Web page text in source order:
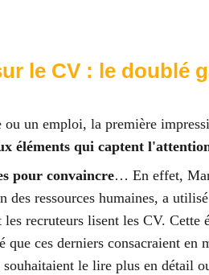
le CV : le doublé
un emploi, la première
éléments qui captent
pour convaincre… En effet,
des ressources humaines, a
recruteurs lisent les CV. Cette
ces derniers consacraient en
le lire plus en détail